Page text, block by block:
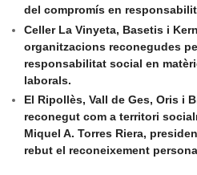
del compromís en
Celler La Vinyeta, Basetis i
organitzacions reconegudes
responsabilitat social en
laborals.
El Ripollès, Vall de Ges, Oris i
reconegut com a territori
Miquel A. Torres Riera,
rebut el reconeixement